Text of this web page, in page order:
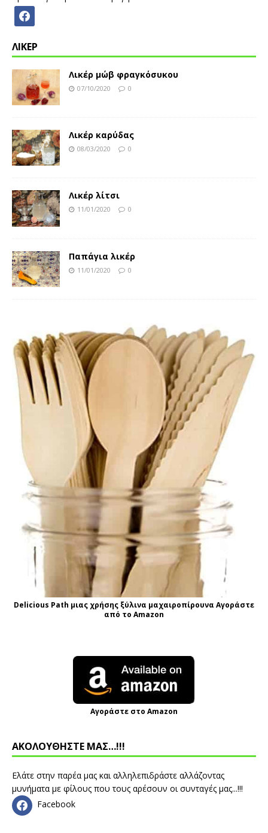
ΛΙΚΕΡ
Λικέρ μώβ φραγκόσυκου
07/10/2020 0
Λικέρ καρύδας
08/03/2020 0
Λικέρ λίτσι
11/01/2020 0
Παπάγια λικέρ
11/01/2020 0
Delicious Path μιας χρήσης ξύλινα μαχαιροπίρουνα Αγοράστε
από το Amazon
Αγοράστε στο Amazon
ΑΚΟΛΟΥΘΗΣΤΕ ΜΑΣ…!!!
Ελάτε στην παρέα μας και αλληλεπιδράστε αλλάζοντας
μυνήματα με φίλους που τους αρέσουν οι συνταγές μας...!!!
Facebook